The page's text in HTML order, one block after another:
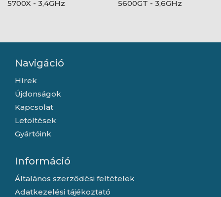
5700X - 3,4GHz
5600GT - 3,6GHz
Navigáció
Hírek
Újdonságok
Kapcsolat
Letöltések
Gyártóink
Információ
Általános szerződési feltételek
Adatkezelési tájékoztató